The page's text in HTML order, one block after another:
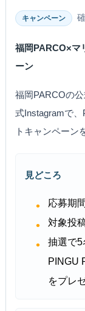
キャンペーン
福岡PARCO×マ
ーン
福岡PARCOの
式Instagramで
トキャンペーン
見どころ
応募期
対象投
抽選で5
PINGU
をプレ